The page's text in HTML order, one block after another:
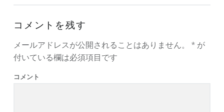
コメントを残す
メールアドレスが公開されることはありません。 *が
付いている欄は必須項目です
コメント